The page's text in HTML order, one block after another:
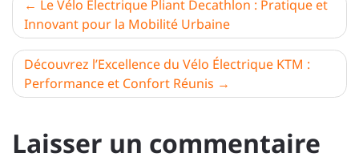
de
l’article
Le Vélo Électrique Pliant Decathlon : Pratique et
Innovant pour la Mobilité Urbaine
Découvrez l’Excellence du Vélo Électrique KTM :
Performance et Confort Réunis
Laisser un commentaire